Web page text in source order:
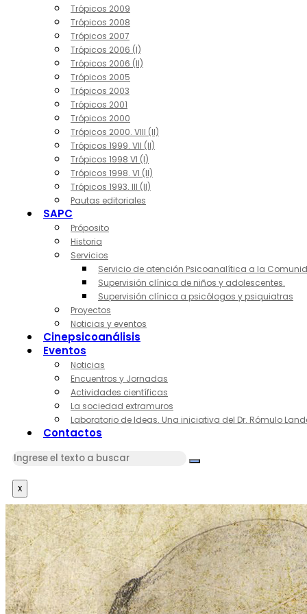
Trópicos 2009
Trópicos 2008
Trópicos 2007
Trópicos 2006 (I)
Trópicos 2006 (II)
Trópicos 2005
Trópicos 2003
Trópicos 2001
Trópicos 2000
Trópicos 2000. VIII (II)
Trópicos 1999. VII (II)
Trópicos 1998 VI (I)
Trópicos 1998. VI (II)
Trópicos 1993. III (II)
Pautas editoriales
SAPC
Próposito
Historia
Servicios
Servicio de atención Psicoanalítica a la
Supervisión clínica de niños y adolescentes.
Supervisión clínica a psicólogos y psiquiatras
Proyectos
Noticias y eventos
Cinepsicoanálisis
Eventos
Noticias
Encuentros y Jornadas
Actividades científicas
La sociedad extramuros
Laboratorio de Ideas. Una iniciativa del Dr. Rómulo
Contactos
x